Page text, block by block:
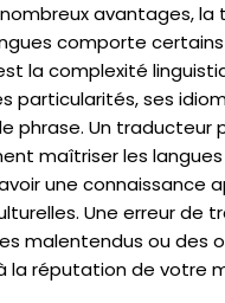
avantages, la
comporte certains
la complexité
particularités, ses
phrase. Un traducteur
maîtriser les
une connaissance
Une erreur de
malentendus ou des
la réputation de votre